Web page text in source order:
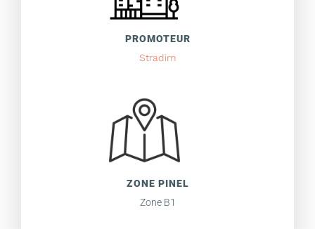
PROMOTEUR
Stradim
ZONE PINEL
Zone B1